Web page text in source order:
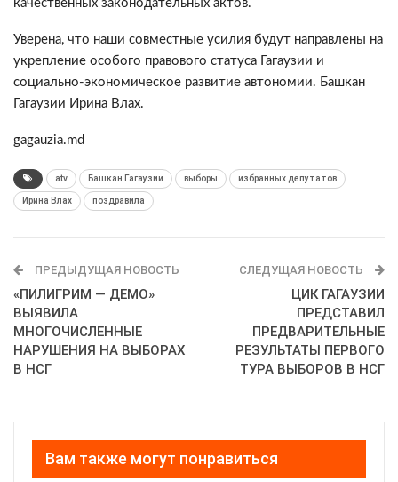
качественных законодательных актов.
Уверена, что наши совместные усилия будут направлены на
укрепление особого правового статуса Гагаузии и
социально-экономическое развитие автономии. Башкан
Гагаузии Ирина Влах.
gagauzia.md
atv Башкан Гагаузии выборы избранных депутатов
Ирина Влах поздравила
ПРЕДЫДУЩАЯ НОВОСТЬ
«ПИЛИГРИМ — ДЕМО»
ВЫЯВИЛА
МНОГОЧИСЛЕННЫЕ
НАРУШЕНИЯ НА ВЫБОРАХ
В НСГ
СЛЕДУЩАЯ НОВОСТЬ
ЦИК ГАГАУЗИИ
ПРЕДСТАВИЛ
ПРЕДВАРИТЕЛЬНЫЕ
РЕЗУЛЬТАТЫ ПЕРВОГО
ТУРА ВЫБОРОВ В НСГ
Вам также могут понравиться